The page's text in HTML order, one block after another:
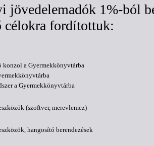
jövedelemadók 1%-ból
célokra fordítottuk:
a Gyermekkönyvtárba
a Gyermekkönyvtárba
(szoftver, merevlemez)
hangosító berendezések